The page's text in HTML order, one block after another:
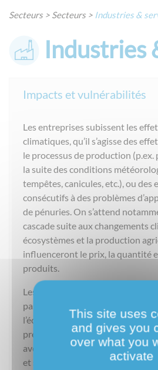
Secteurs > Secteurs > Industries &
Industries
Impacts et vulnérabilités
Les entreprises subissent les
climatiques, qu’il s’agisse des
le processus de production (p.ex.
la suite des conditions
tempêtes, canicules, etc.), ou des
consécutifs à des problèmes
de pénuries. On s’attend
cascade suite aux changements
écosystèmes et la production
influenceront le prix, la quantité
produits.
Les changements climatiques
pas avoir que des conséquences
l’économie. De nouvelles
présenter: les modifications du
avoir un impact sur la demande
et services (augmentation de la
This site uses
and gives you
over what you
activate